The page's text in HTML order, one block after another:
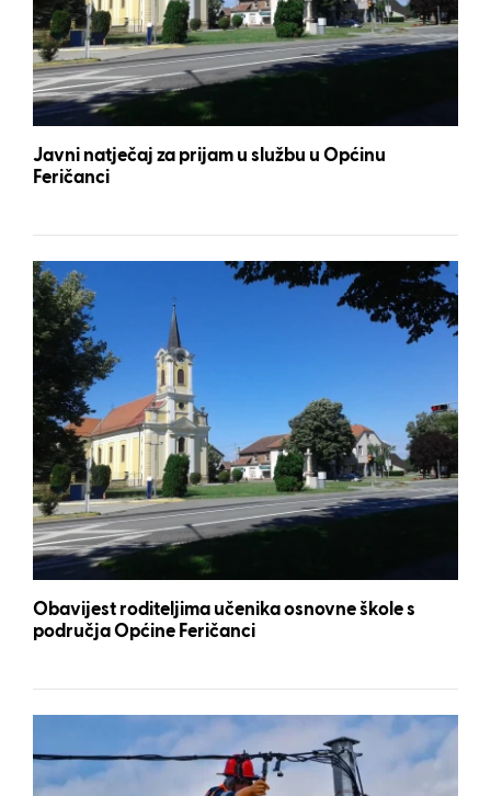
Javni natječaj za prijam u službu u Općinu
Feričanci
Obavijest roditeljima učenika osnovne škole s
područja Općine Feričanci